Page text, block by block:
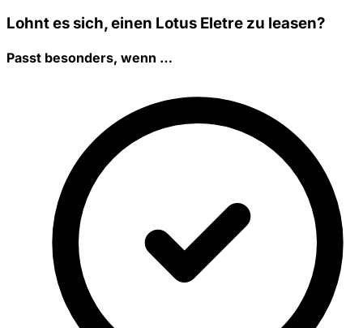
Lohnt es sich, einen Lotus Eletre zu leasen?
Passt besonders, wenn …